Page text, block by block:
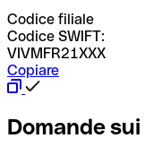
Codice filiale
Codice SWIFT:
VIVMFR21XXX
Copiare
Domande